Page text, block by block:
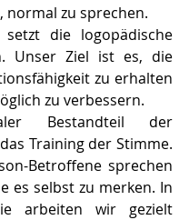
normal zu sprechen.
die logopädische
Unser Ziel ist es, die
zu erhalten
zu verbessern.
Bestandteil der
Training der Stimme.
Betroffene sprechen
es selbst zu merken. In
arbeiten wir gezielt